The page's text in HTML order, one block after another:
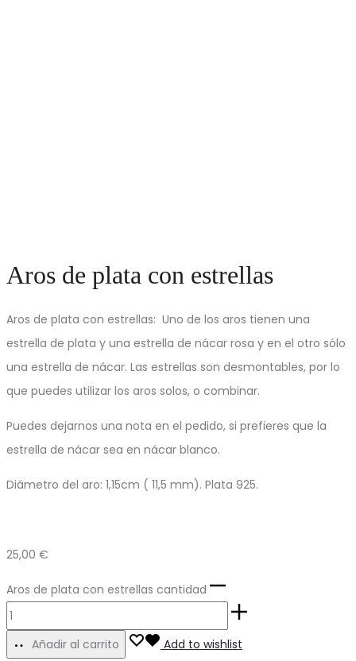
Aros de plata con estrellas
Aros de plata con estrellas: Uno de los aros tienen una
estrella de plata y una estrella de nácar rosa y en el otro sólo
una estrella de nácar. Las estrellas son desmontables, por lo
que puedes utilizar los aros solos, o combinar.
Puedes dejarnos una nota en el pedido, si prefieres que la
estrella de nácar sea en nácar blanco.
Diámetro del aro: 1,15cm ( 11,5 mm). Plata 925.
25,00 €
Aros de plata con estrellas cantidad
Añadir al carrito
Add to wishlist